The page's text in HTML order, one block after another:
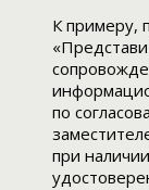
К примеру,
по
при